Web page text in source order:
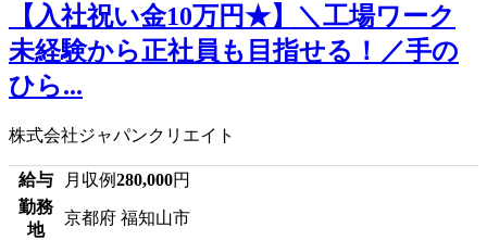
【入社祝い金10万円★】＼工場ワーク
未経験から正社員も目指せる！／手の
ひら...
株式会社ジャパンクリエイト
給与 月収例280,000円
勤務
地
京都府 福知山市